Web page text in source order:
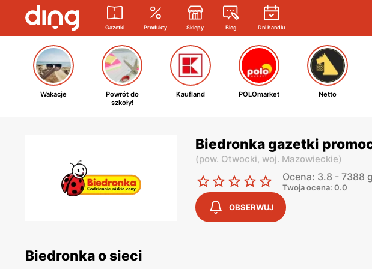
Gazetki Produkty Sklepy Blog Dni handlu
Wakacje
Powrót do
szkoły!
Kaufland POLOmarket Netto
Biedronka gazetki
(pow. Otwocki, woj. Mazowieckie)
Ocena: 3.8 - 7388
Twoja ocena: 0.0
OBSERWUJ
Biedronka o sieci